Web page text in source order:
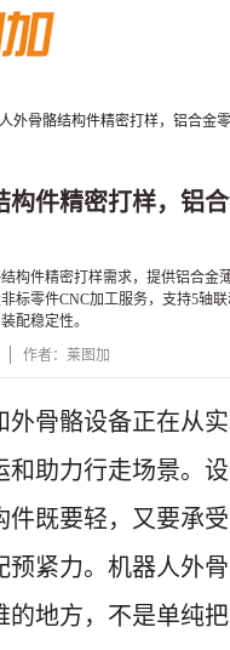
外骨骼结构件精密打样，铝合金
构件精密打样，铝
构件精密打样需求，提供铝合金
标零件CNC加工服务，支持5轴
配稳定性。
作者：莱图加
外骨骼设备正在从
和助力行走场景。
件既要轻，又要承
预紧力。机器人外
的地方，不是单纯